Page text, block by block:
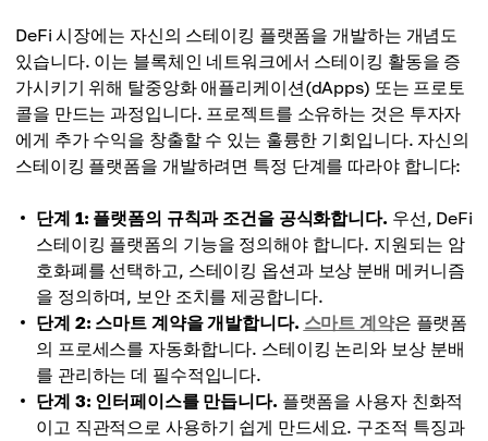
DeFi 시장에는 자신의 스테이킹 플랫폼을 개발하는 개념도
있습니다. 이는 블록체인 네트워크에서 스테이킹 활동을 증
가시키기 위해 탈중앙화 애플리케이션(dApps) 또는 프로토
콜을 만드는 과정입니다. 프로젝트를 소유하는 것은 투자자
에게 추가 수익을 창출할 수 있는 훌륭한 기회입니다. 자신의
스테이킹 플랫폼을 개발하려면 특정 단계를 따라야 합니다:
단계 1: 플랫폼의 규칙과 조건을 공식화합니다. 우선, DeFi
스테이킹 플랫폼의 기능을 정의해야 합니다. 지원되는 암
호화폐를 선택하고, 스테이킹 옵션과 보상 분배 메커니즘
을 정의하며, 보안 조치를 제공합니다.
단계 2: 스마트 계약을 개발합니다. 스마트 계약은 플랫폼
의 프로세스를 자동화합니다. 스테이킹 논리와 보상 분배
를 관리하는 데 필수적입니다.
단계 3: 인터페이스를 만듭니다. 플랫폼을 사용자 친화적
이고 직관적으로 사용하기 쉽게 만드세요. 구조적 특징과